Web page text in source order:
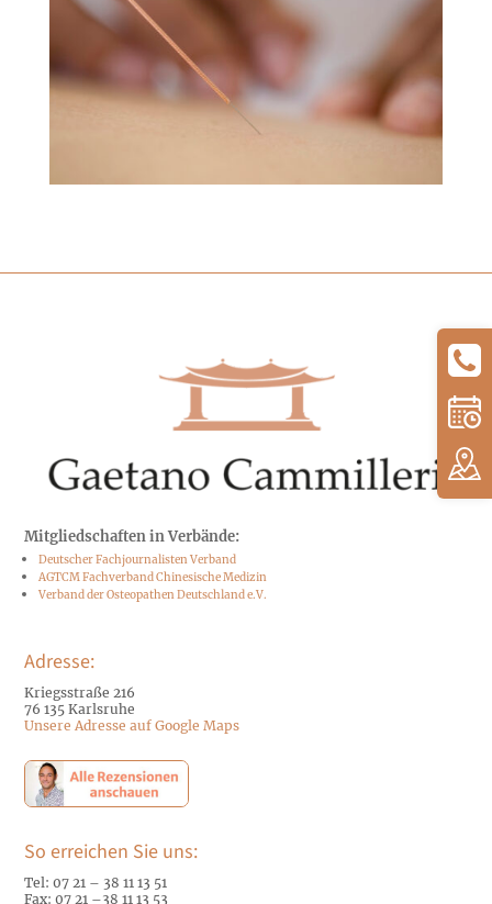
Mitgliedschaften in Verbände:
Deutscher Fachjournalisten Verband
AGTCM Fachverband Chinesische Medizin
Verband der Osteopathen Deutschland e.V.
Adresse:
Kriegsstraße 216
76 135 Karlsruhe
Unsere Adresse auf Google Maps
So erreichen Sie uns:
Tel: 07 21 – 38 11 13 51
Fax: 07 21 –38 11 13 53